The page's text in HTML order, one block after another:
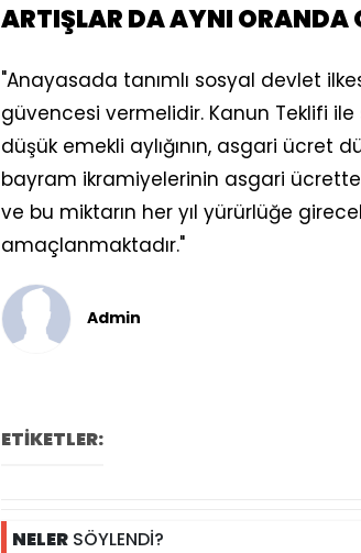
ARTIŞLAR DA AYNI ORANDA
"Anayasada tanımlı sosyal devlet
güvencesi vermelidir. Kanun Teklifi
düşük emekli aylığının, asgari ücret
bayram ikramiyelerinin asgari
ve bu miktarın her yıl yürürlüğe
amaçlanmaktadır."
Admin
ETİKETLER:
NELER SÖYLENDİ?